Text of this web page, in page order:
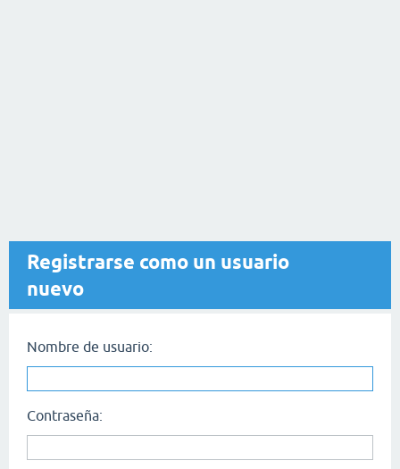
Registrarse como un usuario
nuevo
Nombre de usuario:
Contraseña: